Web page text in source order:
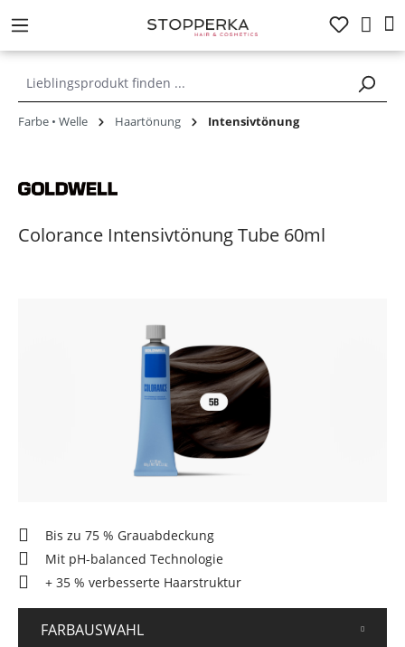
springen
Farbe • Welle Haartönung Intensivtönung
Colorance Intensivtönung Tube 60ml
Bis zu 75 % Grauabdeckung
Mit pH-balanced Technologie
+ 35 % verbesserte Haarstruktur
FARBAUSWAHL